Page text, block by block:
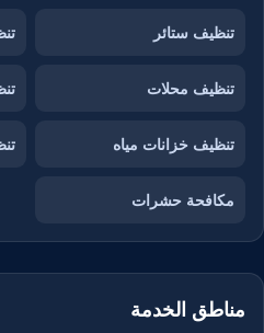
تنظيف ستائر
تنظيف محلات
تنظيف خزانات مياه
مكافحة حشرات
مناطق الخدمة